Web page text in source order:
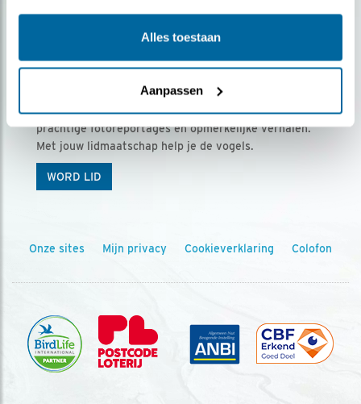
Alles toestaan
Aanpassen
Ontvang 5 x Vogels voor € 36,00 per jaar
Vogels is het tijdschrift voor onze leden, met
prachtige fotoreportages en opmerkelijke verhalen.
Met jouw lidmaatschap help je de vogels.
WORD LID
Onze sites Mijn privacy Cookieverklaring Colofon